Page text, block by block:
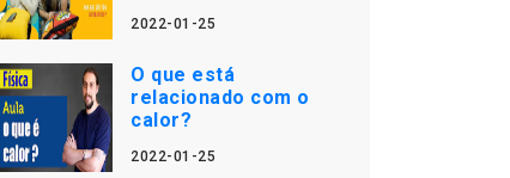
2022-01-25
O que está
relacionado com o
calor?
2022-01-25